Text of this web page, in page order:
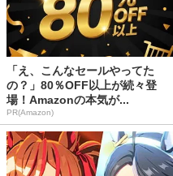
「え、こんなセールやってた
の？」80％OFF以上が続々登
場！Amazonの本気が...
PR(Amazon)